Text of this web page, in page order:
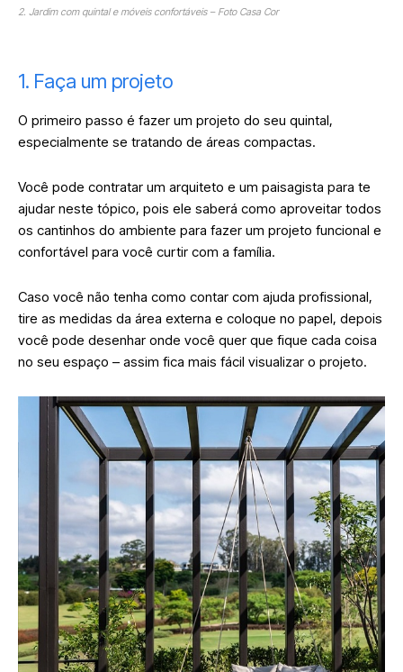
2. Jardim com quintal e móveis confortáveis – Foto Casa Cor
1. Faça um projeto
O primeiro passo é fazer um projeto do seu quintal,
especialmente se tratando de áreas compactas.
Você pode contratar um arquiteto e um paisagista para te
ajudar neste tópico, pois ele saberá como aproveitar todos
os cantinhos do ambiente para fazer um projeto funcional e
confortável para você curtir com a família.
Caso você não tenha como contar com ajuda profissional,
tire as medidas da área externa e coloque no papel, depois
você pode desenhar onde você quer que fique cada coisa
no seu espaço – assim fica mais fácil visualizar o projeto.